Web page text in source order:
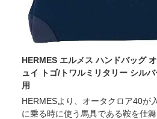
HERMES エルメス ハンドバッグ
ュイ トゴ/トワルミリタリー シル
用
HERMESより、オータクロア40が
に乗る時に使う馬具である鞍を仕